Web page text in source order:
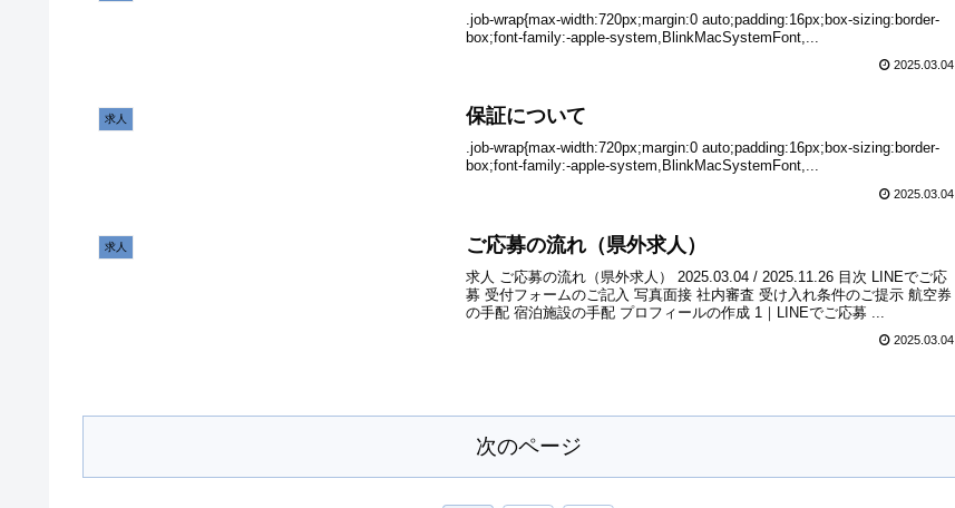
.job-wrap{max-width:720px;margin:0 auto;padding:16px;box-sizing:border-
box;font-family:-apple-system,BlinkMacSystemFont,...
2025.03.04
求人 保証について
.job-wrap{max-width:720px;margin:0 auto;padding:16px;box-sizing:border-
box;font-family:-apple-system,BlinkMacSystemFont,...
2025.03.04
求人 ご応募の流れ（県外求人）
求人 ご応募の流れ（県外求人） 2025.03.04 / 2025.11.26 目次 LINEでご応
募 受付フォームのご記入 写真面接 社内審査 受け入れ条件のご提示 航空券
の手配 宿泊施設の手配 プロフィールの作成 1｜LINEでご応募 ...
2025.03.04
次のページ